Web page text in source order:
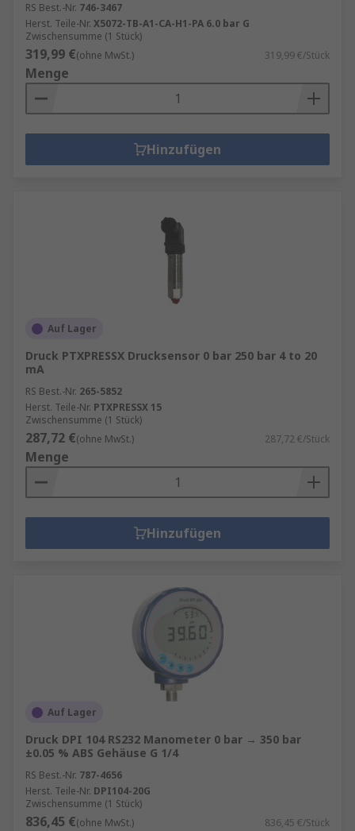
RS Best.-Nr. 746-3467
Herst. Teile-Nr. X5072-TB-A1-CA-H1-PA 6.0 bar G
Zwischensumme (1 Stück)
319,99 €(ohne MwSt.) 319,99 €/Stück
Menge
Hinzufügen
Auf Lager
Druck PTXPRESSX Drucksensor 0 bar 250 bar 4 to 20
mA
RS Best.-Nr. 265-5852
Herst. Teile-Nr. PTXPRESSX 15
Zwischensumme (1 Stück)
287,72 €(ohne MwSt.) 287,72 €/Stück
Menge
Hinzufügen
Auf Lager
Druck DPI 104 RS232 Manometer 0 bar → 350 bar
±0.05 % ABS Gehäuse G 1/4
RS Best.-Nr. 787-4656
Herst. Teile-Nr. DPI104-20G
Zwischensumme (1 Stück)
836,45 €(ohne MwSt.) 836,45 €/Stück